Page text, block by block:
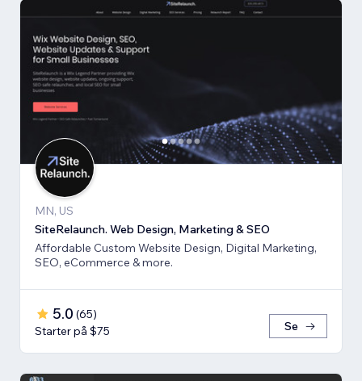
MN, US
SiteRelaunch. Web Design, Marketing & SEO
Affordable Custom Website Design, Digital Marketing,
SEO, eCommerce & more.
5.0 (65)
Starter på $75
Se